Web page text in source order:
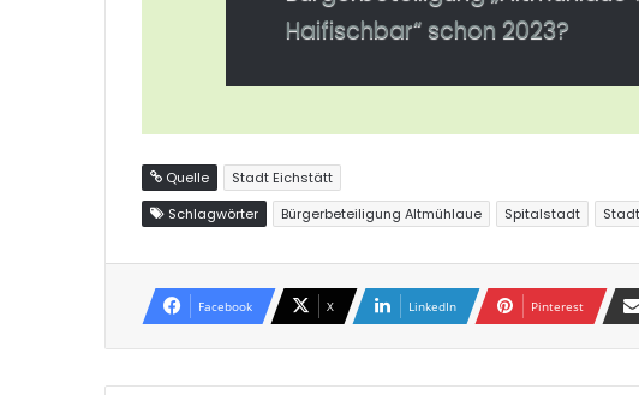
Haifischbar“ schon 2023?
Quelle
Stadt Eichstätt
Schlagwörter
Bürgerbeteiligung Altmühlaue Spitalstadt
Facebook X LinkedIn Pinterest